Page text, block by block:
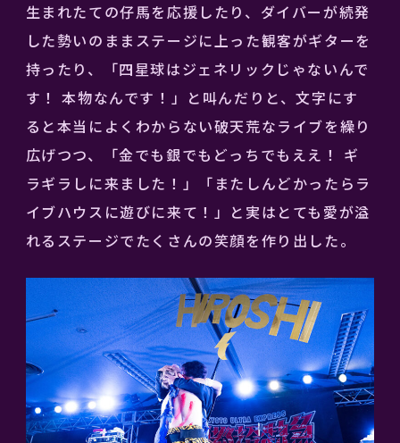
生まれたての仔馬を応援したり、ダイバーが続発
した勢いのままステージに上った観客がギターを
持ったり、「四星球はジェネリックじゃないんで
す！ 本物なんです！」と叫んだりと、文字にす
ると本当によくわからない破天荒なライブを繰り
広げつつ、「金でも銀でもどっちでもええ！ ギ
ラギラしに来ました！」「またしんどかったらラ
イブハウスに遊びに来て！」と実はとても愛が溢
れるステージでたくさんの笑顔を作り出した。